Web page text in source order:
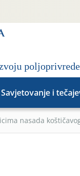
Savjetovanje i
nasada